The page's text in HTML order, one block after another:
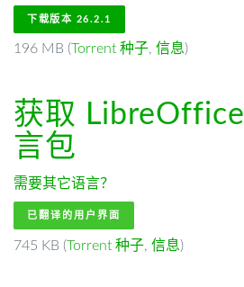
下载版本 26.2.1
196 MB (Torrent 种子, 信息)
获取 LibreOffice
言包
需要其它语言？
已翻译的用户界面
745 KB (Torrent 种子, 信息)